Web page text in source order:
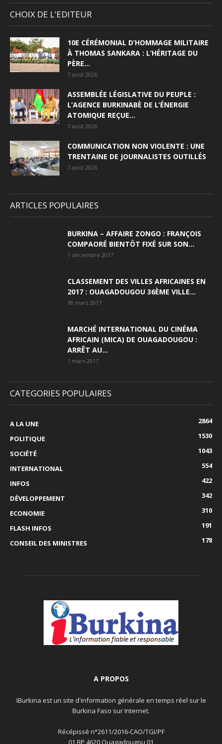
CHOIX DE L'EDITEUR
10E CÉRÉMONIAL D’HOMMAGE MILITAIRE
À THOMAS SANKARA : L’HÉRITAGE DU
PÈRE...
7 août 2026
ASSEMBLÉE LÉGISLATIVE DU PEUPLE :
L’AGENCE BURKINABÈ DE L’ÉNERGIE
ATOMIQUE REÇUE...
7 août 2026
COMMUNICATION NON VIOLENTE : UNE
TRENTAINE DE JOURNALISTES OUTILLÉS
7 août 2026
ARTICLES POPULAIRES
BURKINA – AFFAIRE ZONGO : FRANÇOIS
COMPAORÉ BIENTÔT FIXÉ SUR SON...
1 décembre 2017
CLASSEMENT DES VILLES AFRICAINES EN
2017 : OUAGADOUGOU 36ÈME VILLE...
18 mars 2017
MARCHÉ INTERNATIONAL DU CINÉMA
AFRICAIN (MICA) DE OUAGADOUGOU :
ARRÊT AU...
1 mars 2017
CATEGORIES POPULAIRES
A LA UNE
2864
POLITIQUE
1530
SOCIÉTÉ
1043
INTERNATIONAL
554
INFOS
422
DÉVELOPPEMENT
342
ECONOMIE
310
FLASH INFOS
191
CONSEIL DES MINISTRES
178
A PROPOS
IBurkina est un site d'information générale en temps réel sur le
Burkina Faso sur Internet.
Récépissé n°2611/2016-CAO/TGI/PF
01 BP 4620 Ouagadougou 01